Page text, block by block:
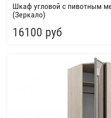
Шкаф угловой с пивотным
(Зеркало)
16100 руб